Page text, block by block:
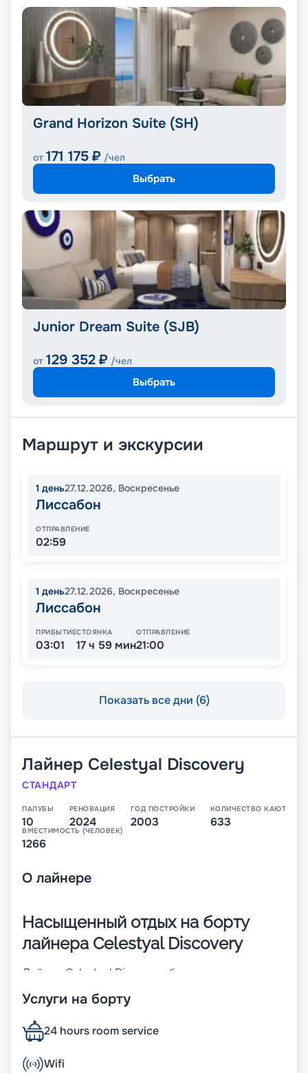
Grand Horizon Suite (SH)
от 171 175 ₽ /чел
Выбрать
Junior Dream Suite (SJB)
от 129 352 ₽ /чел
Выбрать
Маршрут и экскурсии
1 день27.12.2026, Воскресенье
Лиссабон
ОТПРАВЛЕНИЕ
02:59
1 день27.12.2026, Воскресенье
Лиссабон
ПРИБЫТИЕ
03:01
СТОЯНКА
17 ч 59 мин
ОТПРАВЛЕНИЕ
21:00
Показать все дни (6)
Лайнер Celestyal Discovery
СТАНДАРТ
ПАЛУБЫ
10
РЕНОВАЦИЯ
2024
ГОД ПОСТРОЙКИ
2003
КОЛИЧЕСТВО КАЮТ
633
ВМЕСТИМОСТЬ (ЧЕЛОВЕК)
1266
О лайнере
Насыщенный отдых на борту
лайнера Celestyal Discovery
Лайнер Celestyal Discovery был построен и
реновацию в 2022 году и условия на его борту
современного круизного бизнеса. Судно
относится к классу Celestyal и имеет в своем
распоряжении 720 кают, в которых могут
разместиться 1450 пассажиров. На борту гостей
Услуги на борту
24 hours room service
Wifi